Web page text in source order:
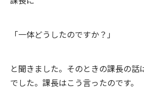
「一体どうしたのですか？」
と聞きました。そのときの課長の話
でした。課長はこう言ったのです。